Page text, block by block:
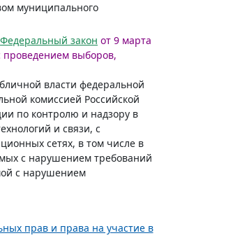
муниципального
Федеральный закон от 9 марта
выборов,
власти федеральной
комиссией Российской
по контролю и надзору в
и связи, с
сетях, в том числе в
с нарушением требований
с нарушением
прав и права на участие в